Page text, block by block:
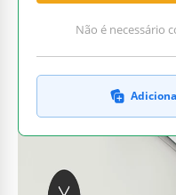
Não é necessário